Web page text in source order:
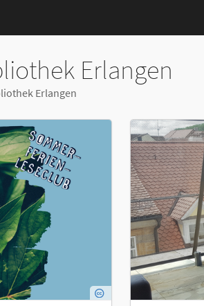
Erlangen
Erlangen